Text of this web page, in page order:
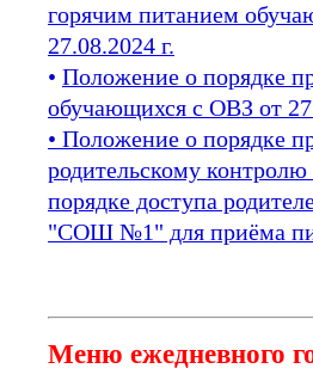
горячим питанием
27.08.2024 г.
• Положение о порядке
обучающихся с ОВЗ от
• Положение о порядке
родительскому
порядке доступа
"СОШ №1" для приёма
Меню ежедневного